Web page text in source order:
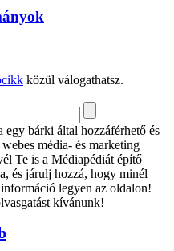
közül válogathatsz.
egy bárki által hozzáférhető és
média- és marketing
Te is a Médiapédiát építő
és járulj hozzá, hogy minél
legyen az oldalon!
kívánunk!